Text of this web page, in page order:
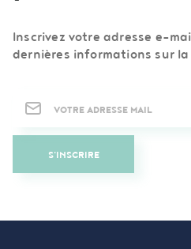
Inscrivez votre adresse e-
dernières informations sur
S'INSCRIRE